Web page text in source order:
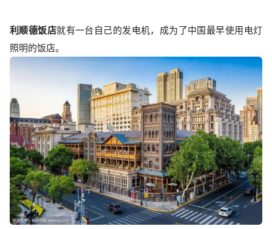
利顺德饭店就有一台自己的发电机，成为了中国最早使用电灯
照明的饭店。